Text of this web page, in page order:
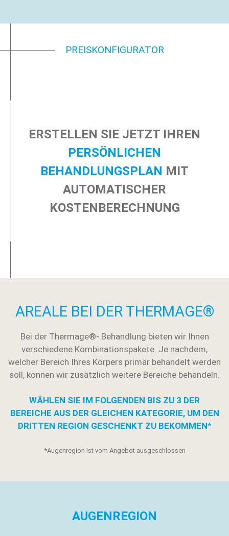
PREISKONFIGURATOR
ERSTELLEN SIE JETZT IHREN
PERSÖNLICHEN
BEHANDLUNGSPLAN MIT
AUTOMATISCHER
KOSTENBERECHNUNG
AREALE BEI DER THERMAGE®
Bei der Thermage®- Behandlung bieten wir Ihnen
verschiedene Kombinationspakete. Je nachdem,
welcher Bereich Ihres Körpers primär behandelt werden
soll, können wir zusätzlich weitere Bereiche behandeln.
WÄHLEN SIE IM FOLGENDEN BIS ZU 3 DER
BEREICHE AUS DER GLEICHEN KATEGORIE, UM DEN
DRITTEN REGION GESCHENKT ZU BEKOMMEN*
*Augenregion ist vom Angebot ausgeschlossen
AUGENREGION